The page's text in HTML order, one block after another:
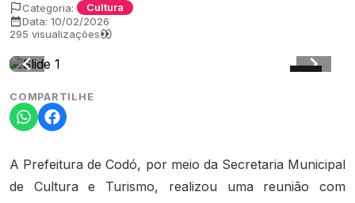
Categoria: Cultura
Data: 10/02/2026
295 visualizações
COMPARTILHE
A Prefeitura de Codó, por meio da Secretaria Municipal
de Cultura e Turismo, realizou uma reunião com